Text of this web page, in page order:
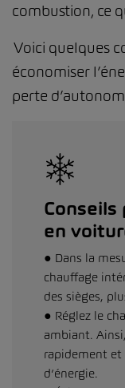
combustion, ce
Voici quelques
économiser
perte
Conseils
en
● Dans la
chauffage
des sièges,
● Réglez le
ambiant.
rapidement et
d’énergie.